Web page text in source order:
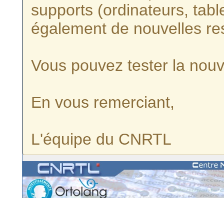
supports (ordinateurs,
également de nouvelles
Vous pouvez tester la
En vous remerciant,
L'équipe du CNRTL